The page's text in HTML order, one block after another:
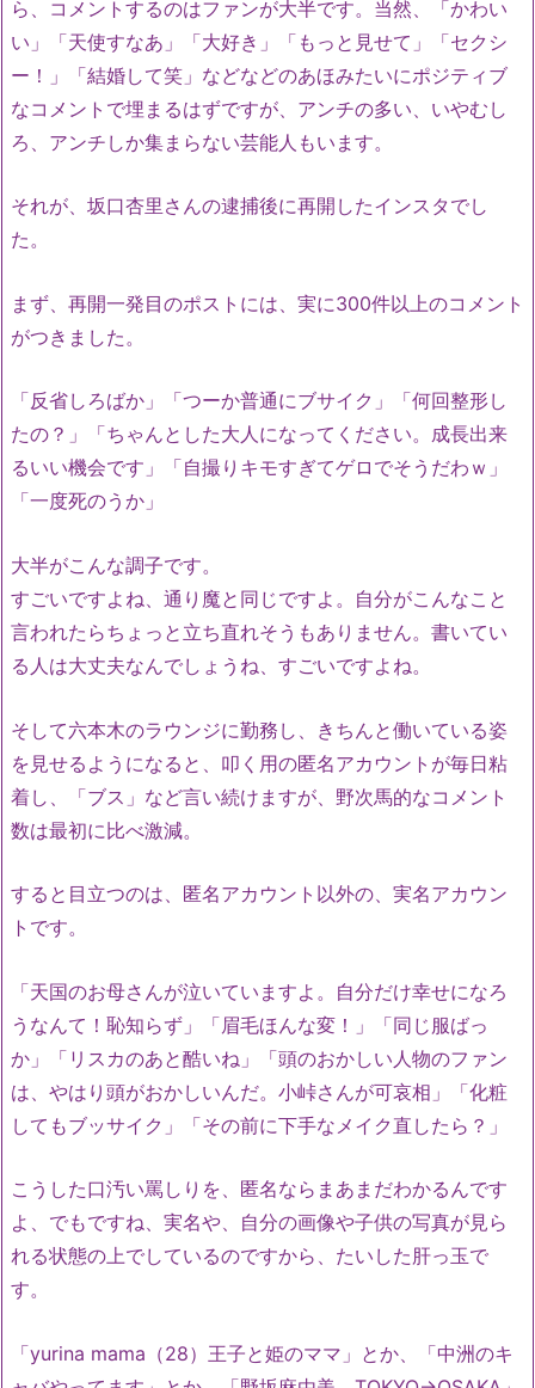
ら、コメントするのはファンが大半です。当然、「かわい
い」「天使すなあ」「大好き」「もっと見せて」「セクシ
ー！」「結婚して笑」などなどのあほみたいにポジティブ
なコメントで埋まるはずですが、アンチの多い、いやむし
ろ、アンチしか集まらない芸能人もいます。
それが、坂口杏里さんの逮捕後に再開したインスタでし
た。
まず、再開一発目のポストには、実に300件以上のコメント
がつきました。
「反省しろばか」「つーか普通にブサイク」「何回整形し
たの？」「ちゃんとした大人になってください。成長出来
るいい機会です」「自撮りキモすぎてゲロでそうだわｗ」
「一度死のうか」
大半がこんな調子です。
すごいですよね、通り魔と同じですよ。自分がこんなこと
言われたらちょっと立ち直れそうもありません。書いてい
る人は大丈夫なんでしょうね、すごいですよね。
そして六本木のラウンジに勤務し、きちんと働いている姿
を見せるようになると、叩く用の匿名アカウントが毎日粘
着し、「ブス」など言い続けますが、野次馬的なコメント
数は最初に比べ激減。
すると目立つのは、匿名アカウント以外の、実名アカウン
トです。
「天国のお母さんが泣いていますよ。自分だけ幸せになろ
うなんて！恥知らず」「眉毛ほんな変！」「同じ服ばっ
か」「リスカのあと酷いね」「頭のおかしい人物のファン
は、やはり頭がおかしいんだ。小峠さんが可哀相」「化粧
してもブッサイク」「その前に下手なメイク直したら？」
こうした口汚い罵しりを、匿名ならまあまだわかるんです
よ、でもですね、実名や、自分の画像や子供の写真が見ら
れる状態の上でしているのですから、たいした肝っ玉で
す。
「yurina mama（28）王子と姫のママ」とか、「中洲のキ